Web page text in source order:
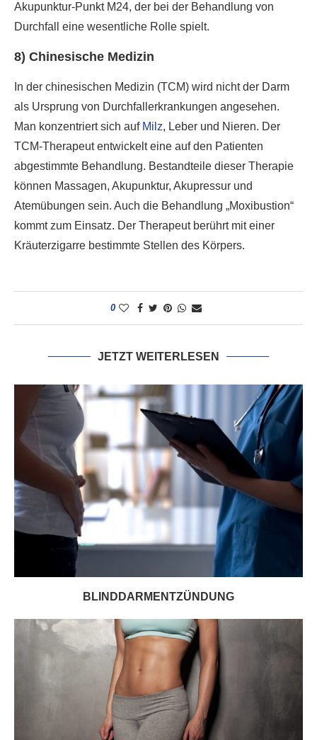
Akupunktur-Punkt M24, der bei der Behandlung von
Durchfall eine wesentliche Rolle spielt.
8) Chinesische Medizin
In der chinesischen Medizin (TCM) wird nicht der Darm
als Ursprung von Durchfallerkrankungen angesehen.
Man konzentriert sich auf Milz, Leber und Nieren. Der
TCM-Therapeut entwickelt eine auf den Patienten
abgestimmte Behandlung. Bestandteile dieser Therapie
können Massagen, Akupunktur, Akupressur und
Atemübungen sein. Auch die Behandlung „Moxibustion“
kommt zum Einsatz. Der Therapeut berührt mit einer
Kräuterzigarre bestimmte Stellen des Körpers.
0
JETZT WEITERLESEN
BLINDDARMENTZÜNDUNG